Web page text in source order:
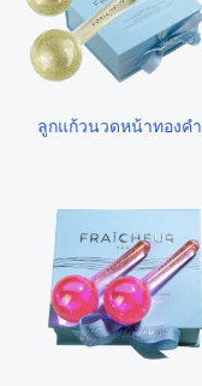
ลูกแก้วนวดหน้าทองคำ